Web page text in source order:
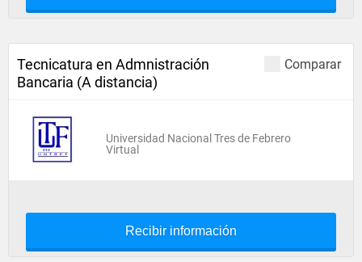
Comparar
Tecnicatura en Admnistración
Bancaria (A distancia)
Universidad Nacional Tres de Febrero
Virtual
Recibir información